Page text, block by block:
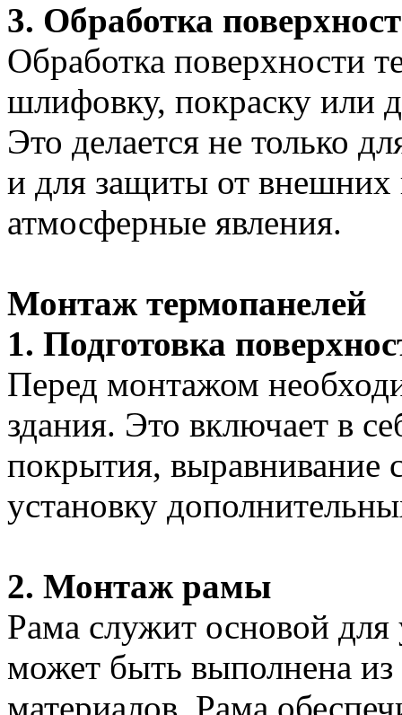
3. Обработка
Обработка поверхности
шлифовку, покраску или
Это делается не только
и для защиты от внешних
атмосферные явления.
Монтаж термопанелей
1. Подготовка
Перед монтажом
здания. Это включает в
покрытия, выравнивание
установку
2. Монтаж рамы
Рама служит основой
может быть выполнена